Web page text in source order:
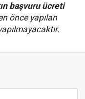
başvuru ücreti
önce yapılan